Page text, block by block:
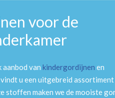
voor de
van kindergordijnen en
u een uitgebreid
maken we de mooiste